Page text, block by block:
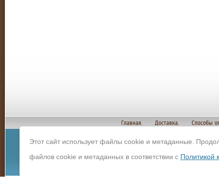
Главная. Доставка. Способы
строительных
Этот сайт использует файлы cookie и метаданные.
файлов cookie и метаданных в соответствии с Политикой